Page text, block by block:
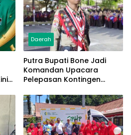
Daerah
Putra Bupati Bone Jadi
Komandan Upacara
Pelepasan Kontingen